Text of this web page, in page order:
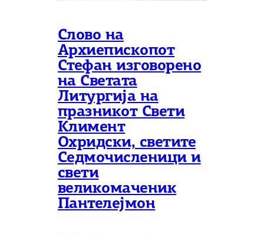
Слово на
Архиепископот
Стефан изговорено
на Светата
Литургија на
празникот Свети
Климент
Охридски, светите
Седмочисленици и
свети
великомаченик
Пантелејмон